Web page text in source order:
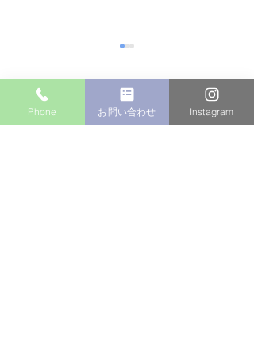
コメント
Phone お問い合わせ Instagram